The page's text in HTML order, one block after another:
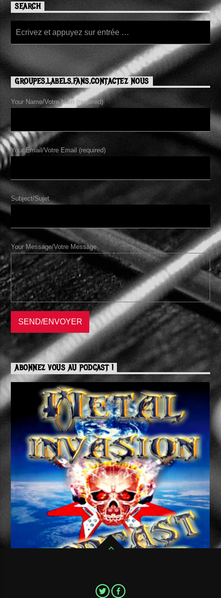
SEARCH
GROUPES,LABELS,FANS,CONTACTEZ NOUS
Your Name/Votre Nom (required)
Your Email/Votre Email (required)
Subject/Sujet
Your Message/Votre Message
ABONNEZ VOUS AU PODCAST !